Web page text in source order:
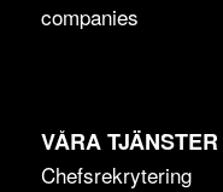
companies
VÅRA TJÄNSTER
Chefsrekrytering